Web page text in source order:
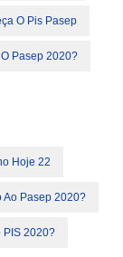
O Pis Pasep
Pasep 2020?
Hoje 22
Ao Pasep 2020?
PIS 2020?